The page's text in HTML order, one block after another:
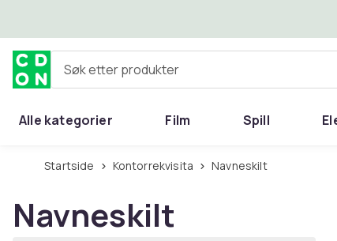
Søk etter produkter
Alle kategorier Film Spill
Startside Kontorrekvisita Navneskilt
Navneskilt